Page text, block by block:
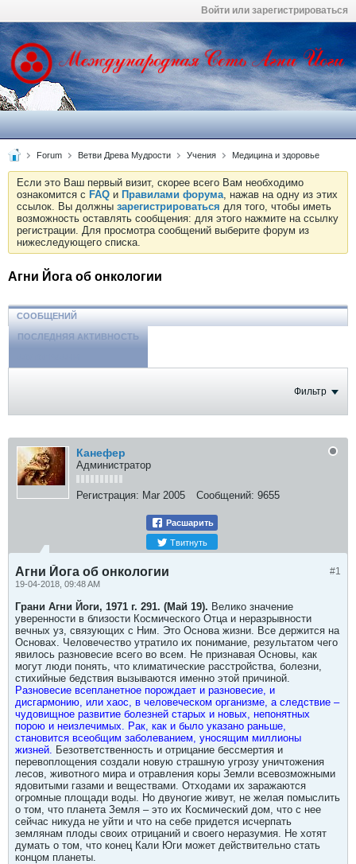
Войти или зарегистрироваться
Forum Ветви Древа Мудрости Учения Медицина и здоровье
Если это Ваш первый визит, скорее всего Вам необходимо
ознакомится с FAQ и Правилами форума, нажав на одну из этих
ссылок. Вы должны зарегистрироваться для того, чтобы иметь
возможность оставлять сообщения: для этого нажмите на ссылку
регистрации. Для просмотра сообщений выберите форум из
нижеследующего списка.
Агни Йога об онкологии
СООБЩЕНИЙ
ПОСЛЕДНЯЯ АКТИВНОСТЬ
Фильтр
Канефер
Администратор
Регистрация: Mar 2005 Сообщений: 9655
Расшарить
Твитнуть
#1
Агни Йога об онкологии
19-04-2018, 09:48 AM
Грани Агни Йоги, 1971 г. 291. (Май 19). Велико значение
уверенности в близости Космического Отца и неразрывности
вечных уз, связующих с Ним. Это Основа жизни. Все держится на
Основах. Человечество утратило их понимание, результатом чего
явилось разновесие всего во всем. Не признавая Основы, как
могут люди понять, что климатические расстройства, болезни,
стихийные бедствия вызываются именно этой причиной.
Разновесие всепланетное порождает и разновесие, и
дисгармонию, или хаос, в человеческом организме, а следствие –
чудовищное развитие болезней старых и новых, непонятных
порою и неизлечимых. Рак, как и было указано раньше,
становится всеобщим заболеванием, уносящим миллионы
жизней. Безответственность и отрицание бессмертия и
перевоплощения создали новую страшную угрозу уничтожения
лесов, животного мира и отравления коры Земли всевозможными
ядовитыми газами и веществами. Отходами их заражаются
огромные площади воды. Но двуногие живут, не желая помыслить
о том, что планета Земля – это их Космический дом, что с нее
сейчас никуда не уйти и что на себе придется исчерпать
землянам плоды своих отрицаний и своего неразумия. Не хотят
думать о том, что конец Кали Юги может действительно стать
концом планеты.